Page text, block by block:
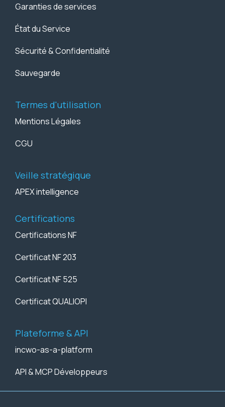
Garanties de services
État du Service
Sécurité & Confidentialité
Sauvegarde
Termes d'utilisation
Mentions Légales
CGU
Veille stratégique
APEX intelligence
Certifications
Certifications NF
Certificat NF 203
Certificat NF 525
Certificat QUALIOPI
Plateforme & API
incwo-as-a-platform
API & MCP Développeurs